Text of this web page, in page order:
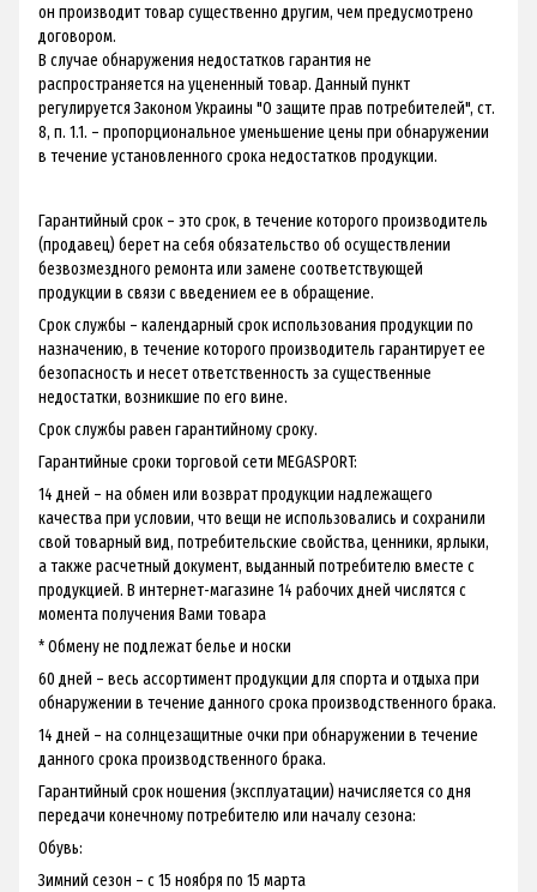
он производит товар существенно другим, чем предусмотрено
договором.
В случае обнаружения недостатков гарантия не
распространяется на уцененный товар. Данный пункт
регулируется Законом Украины "О защите прав потребителей", ст.
8, п. 1.1. – пропорциональное уменьшение цены при обнаружении
в течение установленного срока недостатков продукции.
Гарантийный срок – это срок, в течение которого производитель
(продавец) берет на себя обязательство об осуществлении
безвозмездного ремонта или замене соответствующей
продукции в связи с введением ее в обращение.
Срок службы – календарный срок использования продукции по
назначению, в течение которого производитель гарантирует ее
безопасность и несет ответственность за существенные
недостатки, возникшие по его вине.
Срок службы равен гарантийному сроку.
Гарантийные сроки торговой сети MEGASPORT:
14 дней – на обмен или возврат продукции надлежащего
качества при условии, что вещи не использовались и сохранили
свой товарный вид, потребительские свойства, ценники, ярлыки,
а также расчетный документ, выданный потребителю вместе с
продукцией. В интернет-магазине 14 рабочих дней числятся с
момента получения Вами товара
* Обмену не подлежат белье и носки
60 дней – весь ассортимент продукции для спорта и отдыха при
обнаружении в течение данного срока производственного брака.
14 дней – на солнцезащитные очки при обнаружении в течение
данного срока производственного брака.
Гарантийный срок ношения (эксплуатации) начисляется со дня
передачи конечному потребителю или началу сезона:
Обувь:
Зимний сезон – с 15 ноября по 15 марта